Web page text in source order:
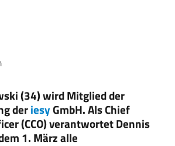
(34) wird Mitglied der
deriesyGmbH. Als Chief
(CCO) verantwortet Dennis
1. März alle